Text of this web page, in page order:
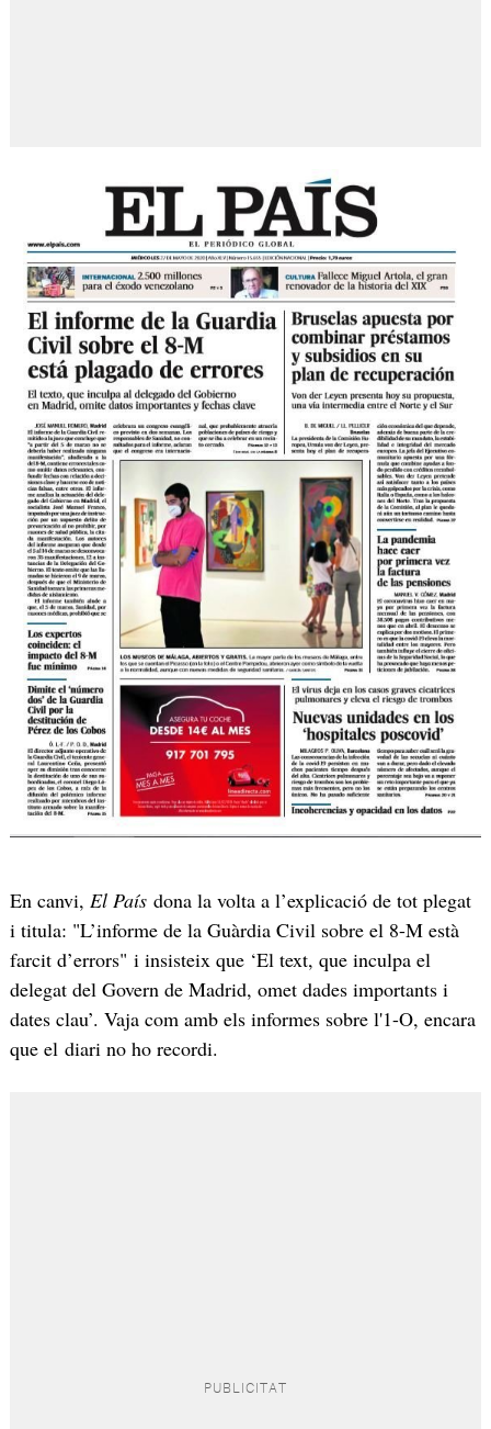
En canvi, El Paísdona la volta a l’explicació de tot plegat
i titula: "L’informe de la Guàrdia Civil sobre el 8-M està
farcit d’errors" i insisteix que ‘El text, que inculpa el
delegat del Govern de Madrid, omet dades importants i
dates clau’. Vaja com amb els informes sobre l'1-O, encara
que el diari no ho recordi.